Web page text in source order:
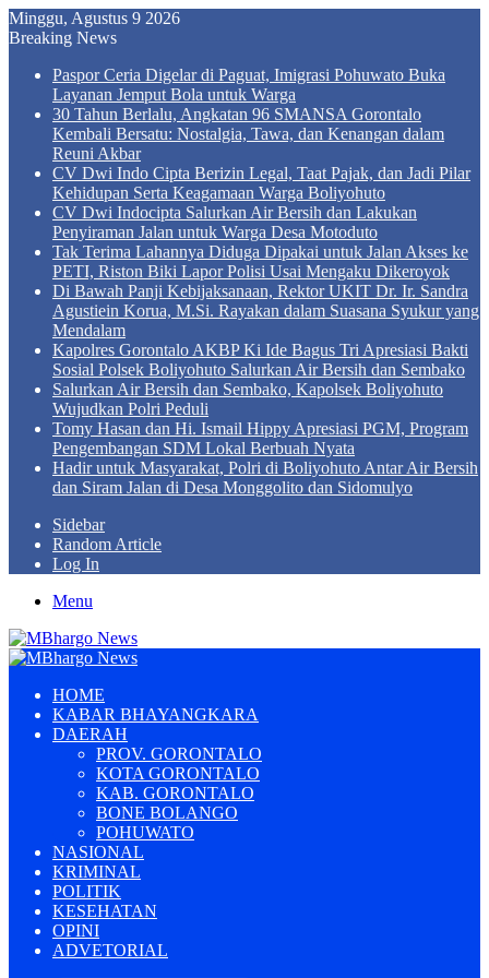
Minggu, Agustus 9 2026
Breaking News
Paspor Ceria Digelar di Paguat, Imigrasi Pohuwato Buka
Layanan Jemput Bola untuk Warga
30 Tahun Berlalu, Angkatan 96 SMANSA Gorontalo
Kembali Bersatu: Nostalgia, Tawa, dan Kenangan dalam
Reuni Akbar
CV Dwi Indo Cipta Berizin Legal, Taat Pajak, dan Jadi Pilar
Kehidupan Serta Keagamaan Warga Boliyohuto
CV Dwi Indocipta Salurkan Air Bersih dan Lakukan
Penyiraman Jalan untuk Warga Desa Motoduto
Tak Terima Lahannya Diduga Dipakai untuk Jalan Akses ke
PETI, Riston Biki Lapor Polisi Usai Mengaku Dikeroyok
Di Bawah Panji Kebijaksanaan, Rektor UKIT Dr. Ir. Sandra
Agustiein Korua, M.Si. Rayakan dalam Suasana Syukur yang
Mendalam
Kapolres Gorontalo AKBP Ki Ide Bagus Tri Apresiasi Bakti
Sosial Polsek Boliyohuto Salurkan Air Bersih dan Sembako
Salurkan Air Bersih dan Sembako, Kapolsek Boliyohuto
Wujudkan Polri Peduli
Tomy Hasan dan Hi. Ismail Hippy Apresiasi PGM, Program
Pengembangan SDM Lokal Berbuah Nyata
Hadir untuk Masyarakat, Polri di Boliyohuto Antar Air Bersih
dan Siram Jalan di Desa Monggolito dan Sidomulyo
Sidebar
Random Article
Log In
Menu
HOME
KABAR BHAYANGKARA
DAERAH
PROV. GORONTALO
KOTA GORONTALO
KAB. GORONTALO
BONE BOLANGO
POHUWATO
NASIONAL
KRIMINAL
POLITIK
KESEHATAN
OPINI
ADVETORIAL